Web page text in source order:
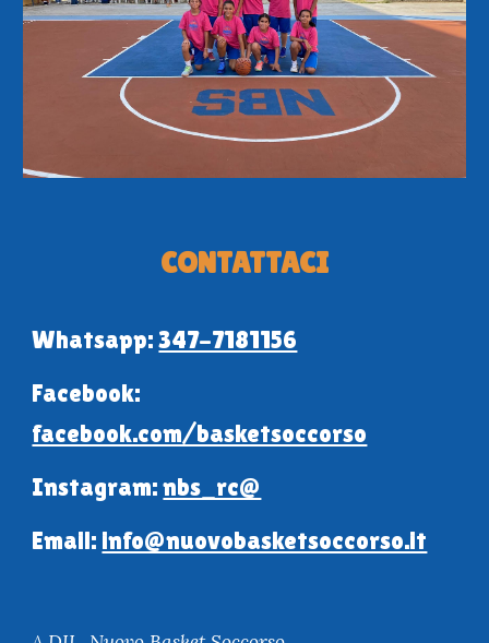
CONTATTACI
Whatsapp:347-7181156
Facebook:
facebook.com/basketsoccorso
Instagram:nbs_rc@
Email: info@nuovobasketsoccorso.it